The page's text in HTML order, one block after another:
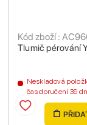
Tlumič pérování
Kód zboží :
Neskladová
čas doručení 39